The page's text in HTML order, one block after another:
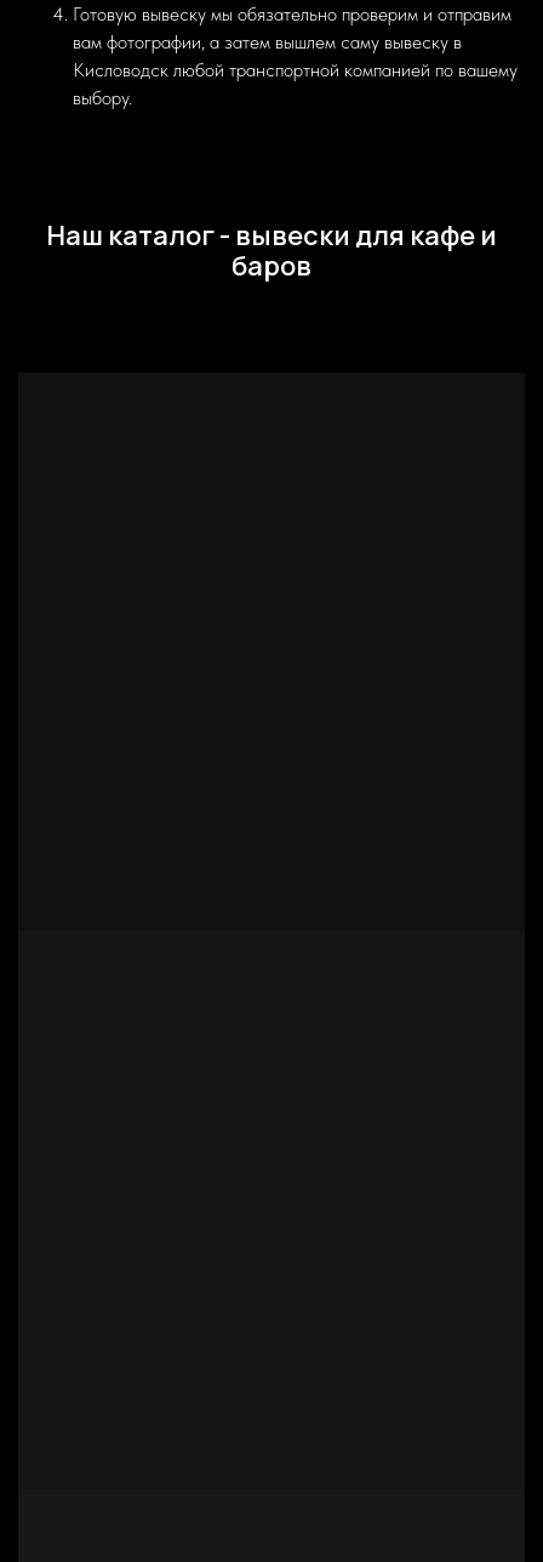
Готовую вывеску мы обязательно проверим и отправим
вам фотографии, а затем вышлем саму вывеску в
Кисловодск любой транспортной компанией по вашему
выбору.
Наш каталог - вывески для кафе и
баров